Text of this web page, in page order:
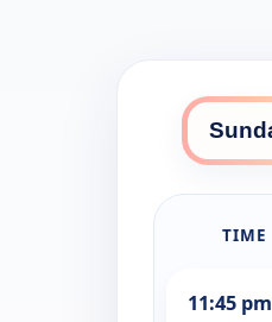
TIME
11:45 pm